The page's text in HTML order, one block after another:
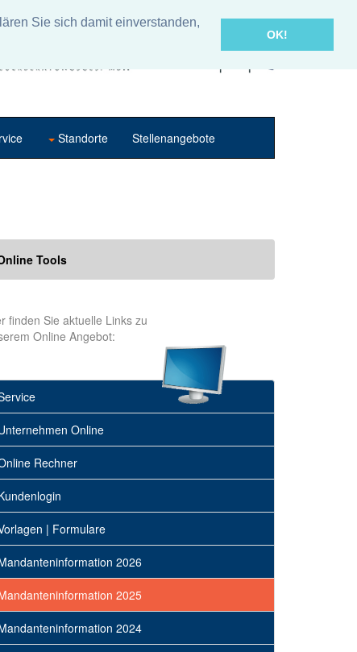
Sie sich damit einverstanden,
OK!
Standorte Stellenangebote
Tools
finden Sie aktuelle Links zu
Online Angebot:
Online
Rechner
| Formulare
2026
2025
2024